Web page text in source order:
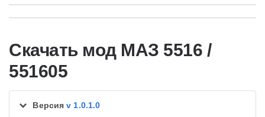
Скачать мод МАЗ 5516 /
551605
Версияv 1.0.1.0